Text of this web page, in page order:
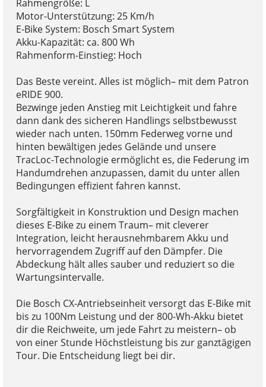
Rahmengröße: L
Motor-Unterstützung: 25 Km/h
E-Bike System: Bosch Smart System
Akku-Kapazität: ca. 800 Wh
Rahmenform-Einstieg: Hoch
Das Beste vereint. Alles ist möglich– mit dem Patron
eRIDE 900.
Bezwinge jeden Anstieg mit Leichtigkeit und fahre
dann dank des sicheren Handlings selbstbewusst
wieder nach unten. 150mm Federweg vorne und
hinten bewältigen jedes Gelände und unsere
TracLoc-Technologie ermöglicht es, die Federung im
Handumdrehen anzupassen, damit du unter allen
Bedingungen effizient fahren kannst.
Sorgfältigkeit in Konstruktion und Design machen
dieses E-Bike zu einem Traum– mit cleverer
Integration, leicht herausnehmbarem Akku und
hervorragendem Zugriff auf den Dämpfer. Die
Abdeckung hält alles sauber und reduziert so die
Wartungsintervalle.
Die Bosch CX-Antriebseinheit versorgt das E-Bike mit
bis zu 100Nm Leistung und der 800-Wh-Akku bietet
dir die Reichweite, um jede Fahrt zu meistern– ob
von einer Stunde Höchstleistung bis zur ganztägigen
Tour. Die Entscheidung liegt bei dir.